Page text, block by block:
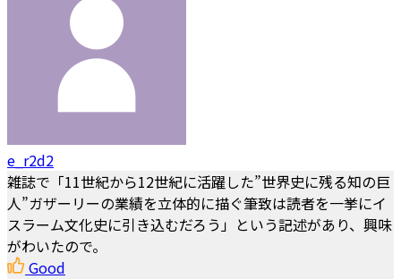
e_r2d2
雑誌で「11世紀から12世紀に活躍した”世界史に残る知の巨
人”ガザーリーの業績を立体的に描ぐ筆致は読者を一挙にイ
スラーム文化史に引き込むだろう」という記述があり、興味
がわいたので。
Good